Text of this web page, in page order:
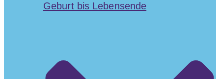
Geburt bis Lebensende